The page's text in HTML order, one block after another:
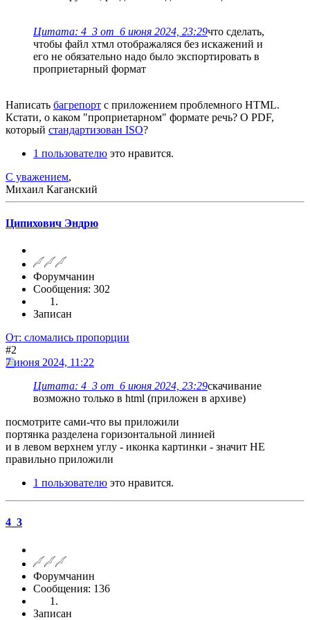
Цитата: 4_3 от 6 июня 2024, 23:29что сделать,
чтобы файл хтмл отображаляся без искажений и
его не обязательно надо было экспортировать в
проприетарный формат
Написать багрепорт с приложением проблемного HTML.
Кстати, о каком "проприетарном" формате речь? О PDF,
который стандартизован ISO?
1 пользователю это нравится.
С уважением,
Михаил Каганский
Ципихович Эндрю
Форумчанин
Сообщения: 302
Записан
От: сломались пропорции
#2
7 июня 2024, 11:22
Цитата: 4_3 от 6 июня 2024, 23:29скачивание
возможно только в html (приложен в архиве)
посмотрите сами-что вы приложили
портянка разделена горизонтальной линией
и в левом верхнем углу - иконка картинки - значит НЕ
правильно приложили
1 пользователю это нравится.
4_3
Форумчанин
Сообщения: 136
Записан